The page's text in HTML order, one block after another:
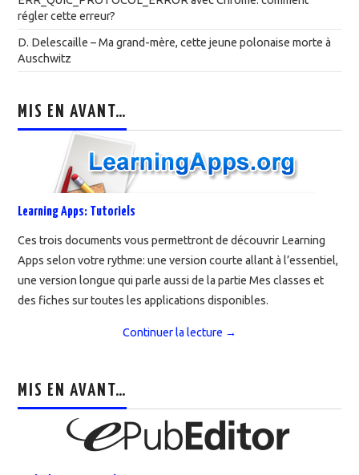
régler cette erreur?
D. Delescaille – Ma grand-mère, cette jeune polonaise morte à
Auschwitz
MIS EN AVANT…
Learning Apps: Tutoriels
Ces trois documents vous permettront de découvrir Learning
Apps selon votre rythme: une version courte allant à l’essentiel,
une version longue qui parle aussi de la partie Mes classes et
des fiches sur toutes les applications disponibles.
Continuer la lecture →
MIS EN AVANT…